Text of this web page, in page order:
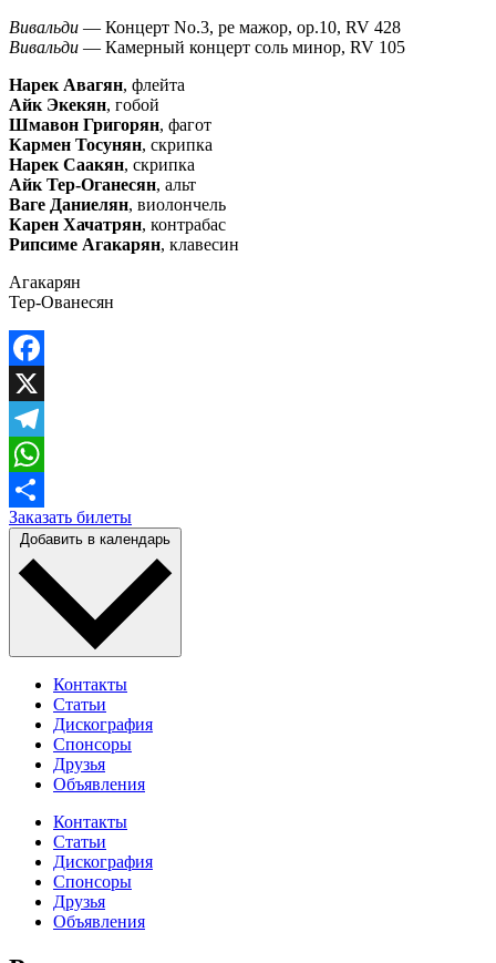
Вивальди — Концерт No.3, ре мажор, op.10, RV 428
Вивальди — Камерный концерт соль минор, RV 105
Нарек Авагян, флейта
Айк Экекян, гобой
Шмавон Григорян, фагот
Кармен Тосунян, скрипка
Нарек Саакян, скрипка
Айк Тер-Оганесян, альт
Ваге Даниелян, виолончель
Карен Хачатрян, контрабас
Рипсиме Агакарян, клавесин
Агакарян
Тер-Ованесян
Facebook
X
Telegram
WhatsApp
Отправить
Заказать билеты
Контакты
Статьи
Дискография
Спонсоры
Друзья
Объявления
Контакты
Статьи
Дискография
Спонсоры
Друзья
Объявления